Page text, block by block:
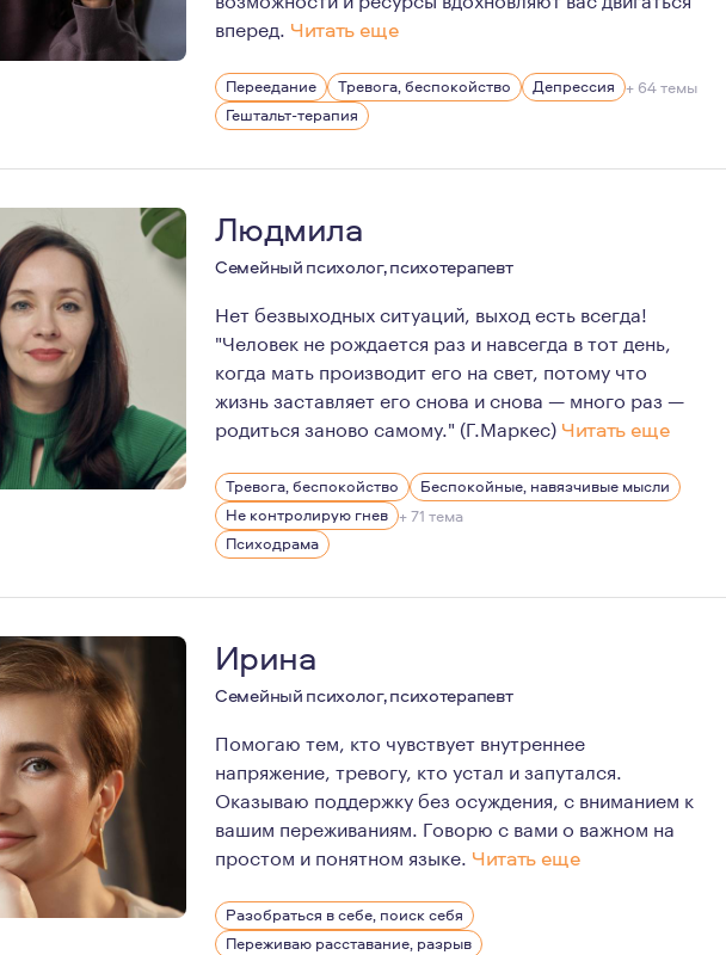
вперед. Читать еще
Мне 35 лет. Живу в Краснодаре.
У меня есть один ребенок, сын.
Регулярная личная терапия появилась у меня в 2016 году.
Начало моего обучения - 2018 год.
Одними из самых важных принципов моей работы
Переедание Тревога, беспокойство Депрессия + 64 темы
Гештальт-терапия
Людмила
Семейный психолог, психотерапевт
Нет безвыходных ситуаций, выход есть всегда!
"Человек не рождается раз и навсегда в тот день,
когда мать производит его на свет, потому что
жизнь заставляет его снова и снова — много раз —
родиться заново самому." (Г.Маркес) Читать еще
В своей жизни я пережила немало трудных и порой
Тревога, беспокойство
Беспокойные, навязчивые мысли
Не контролирую гнев + 71 тема
Психодрама
Ирина
Семейный психолог, психотерапевт
Помогаю тем, кто чувствует внутреннее
напряжение, тревогу, кто устал и запутался.
Оказываю поддержку без осуждения, с вниманием к
вашим переживаниям. Говорю с вами о важном на
простом и понятном языке. Читать еще
Более 11 лет личной терапии.
5 лет практики консультирования.
Разобраться в себе, поиск себя
Переживаю расставание, разрыв